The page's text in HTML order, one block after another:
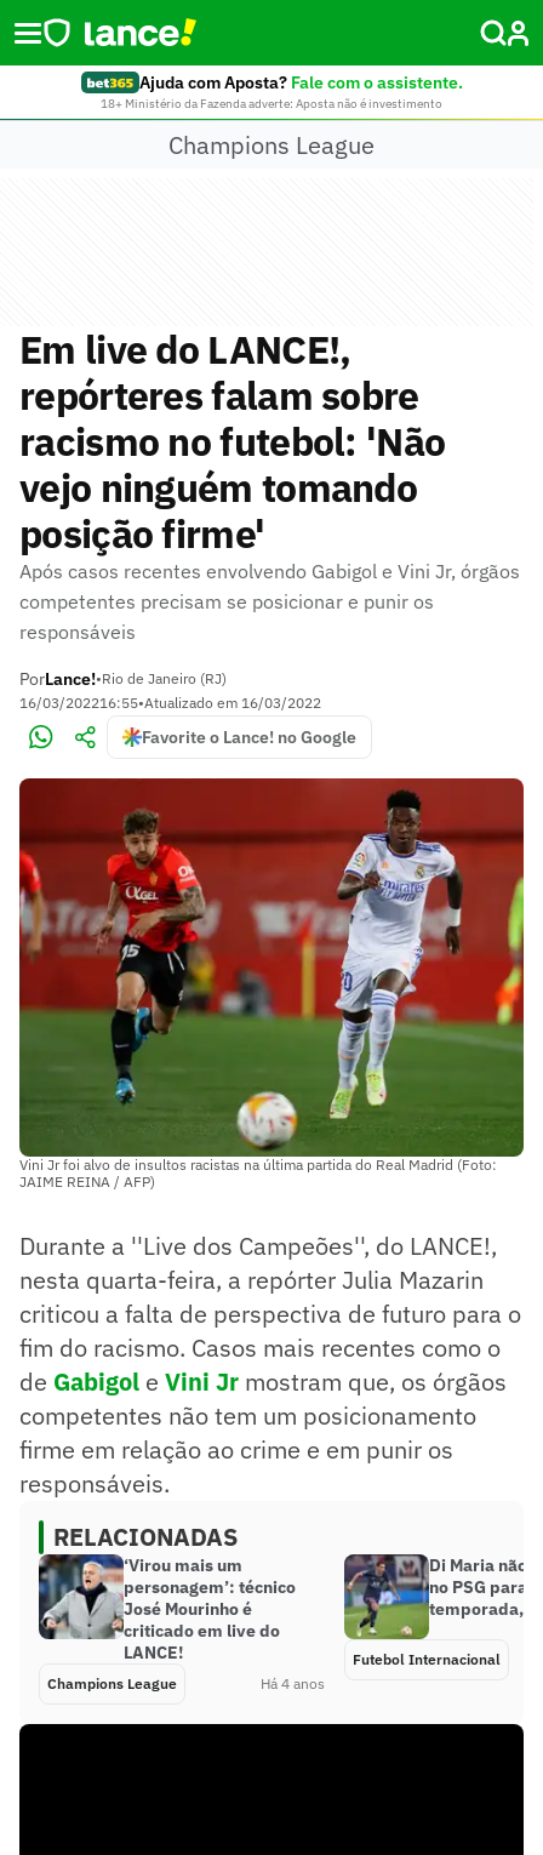
Ajuda com Aposta? Fale com o assistente.
18+ Ministério da Fazenda adverte: Aposta não é investimento
Champions League
Em live do LANCE!,
repórteres falam sobre
racismo no futebol: 'Não
vejo ninguém tomando
posição firme'
Após casos recentes envolvendo Gabigol e Vini Jr, órgãos
competentes precisam se posicionar e punir os
responsáveis
PorLance!•Rio de Janeiro (RJ)
16/03/202216:55•Atualizado em 16/03/2022
Favorite o Lance! no Google
Vini Jr foi alvo de insultos racistas na última partida do Real Madrid (Foto:
JAIME REINA / AFP)
Durante a ''Live dos Campeões'', do LANCE!,
nesta quarta-feira, a repórter Julia Mazarin
criticou a falta de perspectiva de futuro para o
fim do racismo. Casos mais recentes como o
de Gabigol e Vini Jr mostram que, os órgãos
competentes não tem um posicionamento
firme em relação ao crime e em punir os
responsáveis.
RELACIONADAS
‘Virou mais um
personagem’: técnico
José Mourinho é
criticado em live do
LANCE!
Champions League Há 4 anos
Di Maria não
no PSG para
temporada,
Futebol Internacional